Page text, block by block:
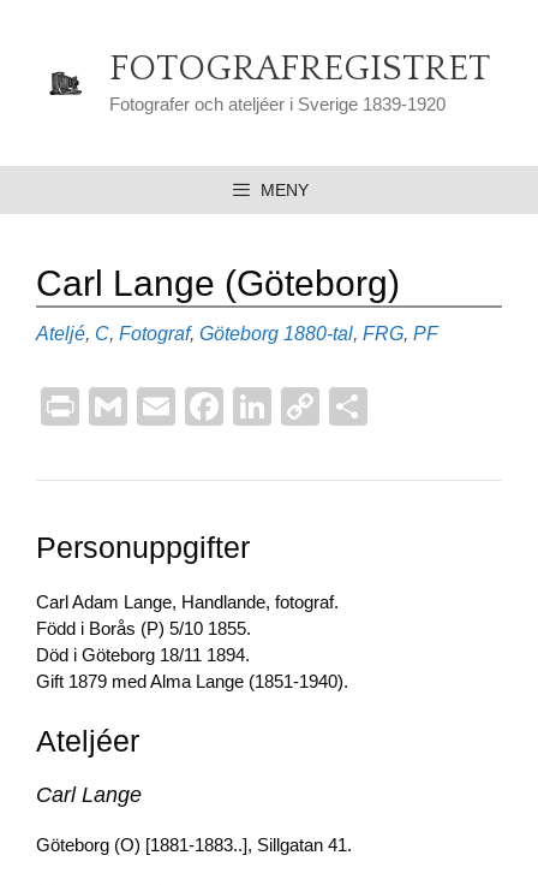
FOTOGRAFREGISTRET
Fotografer och ateljéer i Sverige 1839-1920
MENY
Carl Lange (Göteborg)
Kategorier
Ateljé, C, Fotograf, Göteborg Etiketter
1880-tal, FRG, PF
Pr
t
G
ail
E
ail
F
c
b
o
o
k
Li
k
n
C
p
n
a
Personuppgifter
Carl Adam Lange, Handlande, fotograf.
Född i Borås (P) 5/10 1855.
Död i Göteborg 18/11 1894.
Gift 1879 med Alma Lange (1851-1940).
Ateljéer
Carl Lange
Göteborg (O) [1881-1883..], Sillgatan 41.